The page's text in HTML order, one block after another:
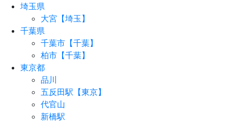
埼玉県
大宮【埼玉】
千葉県
千葉市【千葉】
柏市【千葉】
東京都
品川
五反田駅【東京】
代官山
新橋駅